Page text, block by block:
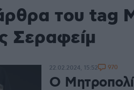
του tag
Σεραφείμ
Ο
22.02.2024, 15:52 970